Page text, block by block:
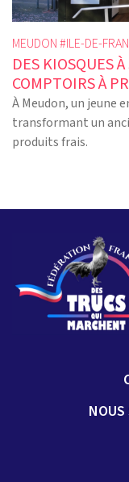
MEUDON #ILE-DE-
DES KIOSQUES
COMPTOIRS À
À Meudon, un jeune
transformant un
produits frais.
NOUS